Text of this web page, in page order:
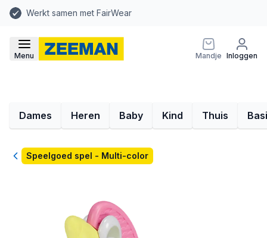
Werkt samen met FairWear
Menu Mandje Inloggen
Dames Heren Baby Kind Thuis
TerugSpeelgoed spel - Multi-color